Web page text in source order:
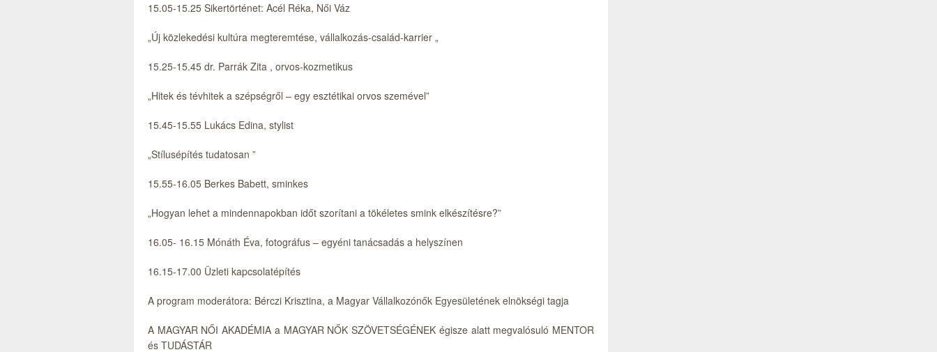
15.05-15.25 Sikertörténet: Acél Réka, Női Váz
„Új közlekedési kultúra megteremtése, vállalkozás-család-karrier „
15.25-15.45 dr. Parrák Zita , orvos-kozmetikus
„Hitek és tévhitek a szépségről – egy esztétikai orvos szemével”
15.45-15.55 Lukács Edina, stylist
„Stílusépítés tudatosan ”
15.55-16.05 Berkes Babett, sminkes
„Hogyan lehet a mindennapokban időt szorítani a tökéletes smink elkészítésre?”
16.05- 16.15 Mónáth Éva, fotográfus – egyéni tanácsadás a helyszínen
16.15-17.00 Üzleti kapcsolatépítés
A program moderátora: Bérczi Krisztina, a Magyar Vállalkozónők Egyesületének elnökségi tagja
A MAGYAR NŐI AKADÉMIA a MAGYAR NŐK SZÖVETSÉGÉNEK égisze alatt megvalósuló MENTOR
és TUDÁSTÁR